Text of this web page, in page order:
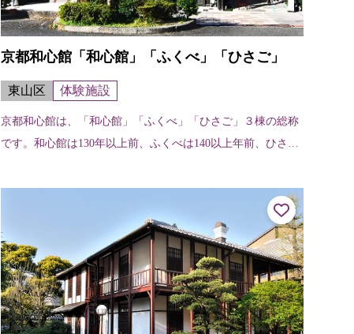
京都和心館「和心館」「ふくべ」「ひさご」
東山区 体験施設
京都和心館は、「和心館」「ふくべ」「ひさご」３棟の総称
です。和心館は130年以上前、ふくべは140以上年前、ひさご
れるトイレや2階への昇降機...